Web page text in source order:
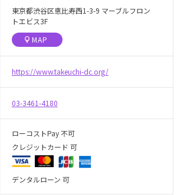
東京都渋谷区恵比寿西1-3-9 マーブルフロン
トエビス3F
MAP
https://www.takeuchi-dc.org/
03-3461-4180
ローコストPay 不可
クレジットカード 可
デンタルローン 可